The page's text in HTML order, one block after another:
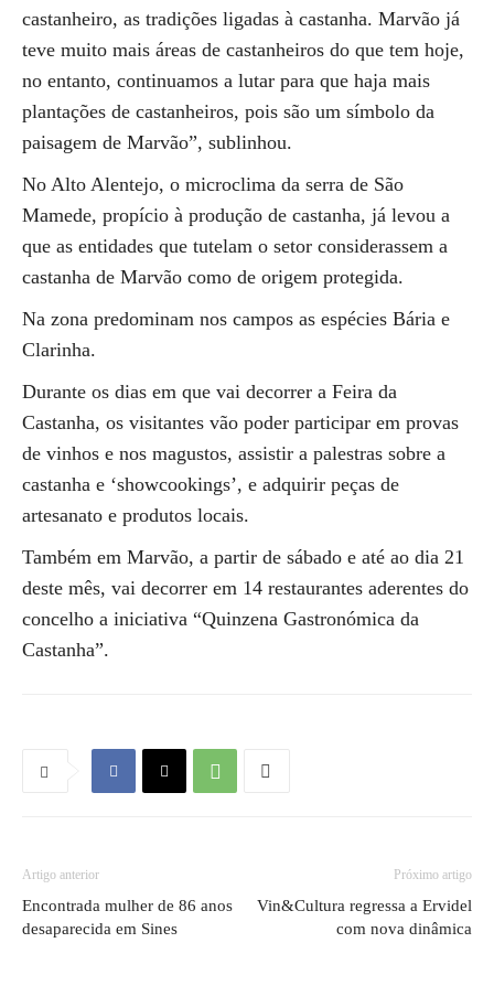
castanheiro, as tradições ligadas à castanha. Marvão já
teve muito mais áreas de castanheiros do que tem hoje,
no entanto, continuamos a lutar para que haja mais
plantações de castanheiros, pois são um símbolo da
paisagem de Marvão”, sublinhou.
No Alto Alentejo, o microclima da serra de São
Mamede, propício à produção de castanha, já levou a
que as entidades que tutelam o setor considerassem a
castanha de Marvão como de origem protegida.
Na zona predominam nos campos as espécies Bária e
Clarinha.
Durante os dias em que vai decorrer a Feira da
Castanha, os visitantes vão poder participar em provas
de vinhos e nos magustos, assistir a palestras sobre a
castanha e ‘showcookings’, e adquirir peças de
artesanato e produtos locais.
Também em Marvão, a partir de sábado e até ao dia 21
deste mês, vai decorrer em 14 restaurantes aderentes do
concelho a iniciativa “Quinzena Gastronómica da
Castanha”.
Artigo anterior
Encontrada mulher de 86 anos
desaparecida em Sines
Próximo artigo
Vin&Cultura regressa a Ervidel
com nova dinâmica